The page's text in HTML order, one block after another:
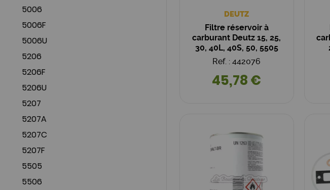
5006
5006F
5006U
5206
5206F
5206U
5207
5207A
5207C
5207F
5505
5506
DEUTZ
Filtre réservoir à
carburant Deutz 15, 25,
30, 40L, 40S, 50, 5505
Ref. : 442076
45,78 €